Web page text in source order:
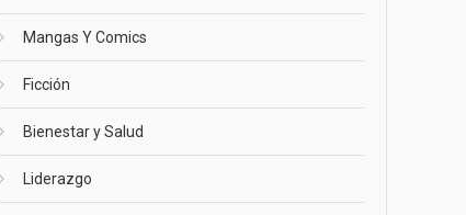
Mangas Y Comics
Ficción
Bienestar y Salud
Liderazgo